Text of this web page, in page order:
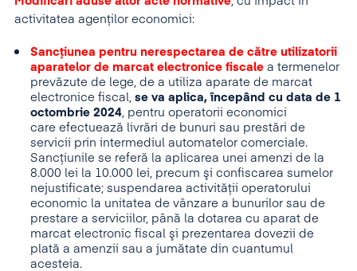
activitatea agenților economici:
Sancțiunea pentru nerespectarea de către utilizatorii
aparatelor de marcat electronice fiscale a termenelor
prevăzute de lege, de a utiliza aparate de marcat
electronice fiscal, se va aplica, începând cu data de 1
octombrie 2024 , pentru operatorii economici
care efectuează livrări de bunuri sau prestări de
servicii prin intermediul automatelor comerciale.
Sancțiunile se referă la aplicarea unei amenzi de la
8.000 lei la 10.000 lei, precum şi confiscarea sumelor
nejustificate; suspendarea activității operatorului
economic la unitatea de vânzare a bunurilor sau de
prestare a serviciilor, până la dotarea cu aparat de
marcat electronic fiscal şi prezentarea dovezii de
plată a amenzii sau a jumătate din cuantumul
acesteia.